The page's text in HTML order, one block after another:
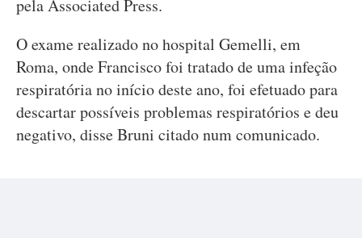
pela Associated Press.
O exame realizado no hospital Gemelli, em
Roma, onde Francisco foi tratado de uma infeção
respiratória no início deste ano, foi efetuado para
descartar possíveis problemas respiratórios e deu
negativo, disse Bruni citado num comunicado.